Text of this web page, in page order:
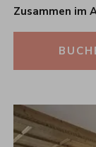
Zusammen im